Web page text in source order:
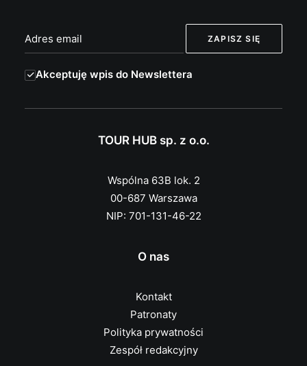
Akceptuję wpis do Newslettera
TOUR HUB sp. z o.o.
Wspólna 63B lok. 2
00-687 Warszawa
NIP: 701-131-46-22
O nas
Kontakt
Patronaty
Polityka prywatności
Zespół redakcyjny